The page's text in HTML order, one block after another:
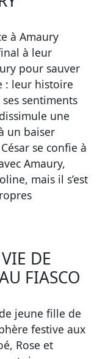
à Amaury
à leur
pour sauver
: leur histoire
sentiments
une
un baiser
se confie à
Amaury,
mais il s’est
DE
FIASCO
jeune fille de
festive aux
Rose et